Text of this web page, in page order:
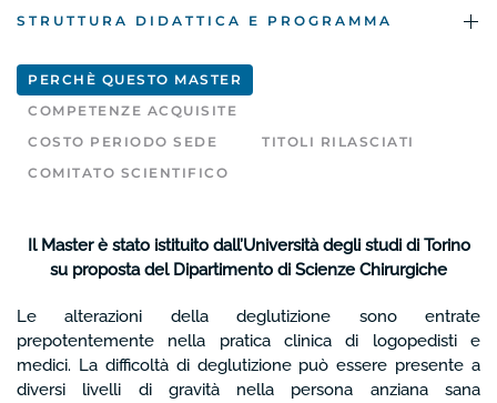
STRUTTURA DIDATTICA E PROGRAMMA
PERCHÈ QUESTO MASTER
COMPETENZE ACQUISITE
COSTO PERIODO SEDE
TITOLI RILASCIATI
COMITATO SCIENTIFICO
Il Master è stato istituito dall’Università degli studi di Torino
su proposta del Dipartimento di Scienze Chirurgiche
Le alterazioni della deglutizione sono entrate
prepotentemente nella pratica clinica di logopedisti e
medici. La difficoltà di deglutizione può essere presente a
diversi livelli di gravità nella persona anziana sana